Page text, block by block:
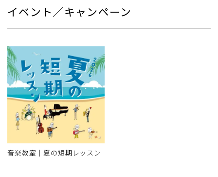
イベント／キャンペーン
音楽教室｜夏の短期レッスン